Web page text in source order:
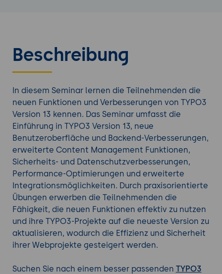
Beschreibung
In diesem Seminar lernen die Teilnehmenden die
neuen Funktionen und Verbesserungen von TYPO3
Version 13 kennen. Das Seminar umfasst die
Einführung in TYPO3 Version 13, neue
Benutzeroberfläche und Backend-Verbesserungen,
erweiterte Content Management Funktionen,
Sicherheits- und Datenschutzverbesserungen,
Performance-Optimierungen und erweiterte
Integrationsmöglichkeiten. Durch praxisorientierte
Übungen erwerben die Teilnehmenden die
Fähigkeit, die neuen Funktionen effektiv zu nutzen
und ihre TYPO3-Projekte auf die neueste Version zu
aktualisieren, wodurch die Effizienz und Sicherheit
ihrer Webprojekte gesteigert werden.
Suchen Sie nach einem besser passenden TYPO3